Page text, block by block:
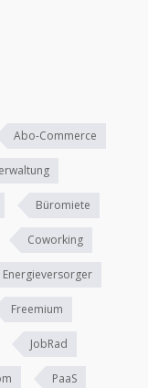
Abo-Commerce
Büromiete
Coworking
Energieversorger
Freemium
JobRad
PaaS